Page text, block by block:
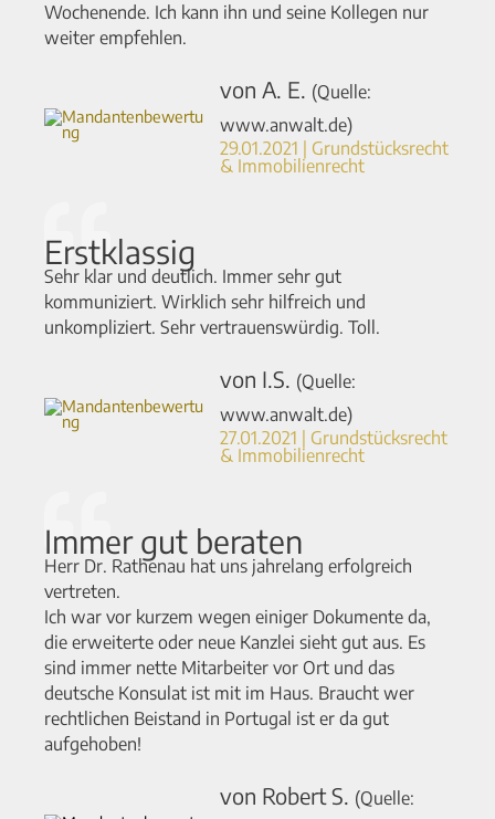
Wochenende. Ich kann ihn und seine Kollegen nur
weiter empfehlen.
von A. E. (Quelle:
www.anwalt.de)
29.01.2021 | Grundstücksrecht
& Immobilienrecht
Erstklassig
Sehr klar und deutlich. Immer sehr gut
kommuniziert. Wirklich sehr hilfreich und
unkompliziert. Sehr vertrauenswürdig. Toll.
von I.S. (Quelle:
www.anwalt.de)
27.01.2021 | Grundstücksrecht
& Immobilienrecht
Immer gut beraten
Herr Dr. Rathenau hat uns jahrelang erfolgreich
vertreten.
Ich war vor kurzem wegen einiger Dokumente da,
die erweiterte oder neue Kanzlei sieht gut aus. Es
sind immer nette Mitarbeiter vor Ort und das
deutsche Konsulat ist mit im Haus. Braucht wer
rechtlichen Beistand in Portugal ist er da gut
aufgehoben!
von Robert S. (Quelle: